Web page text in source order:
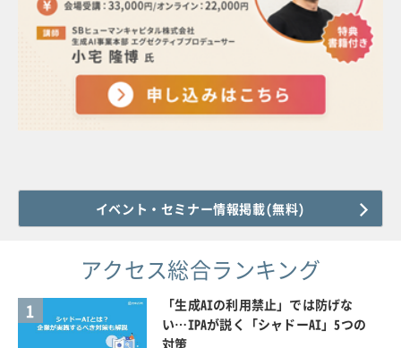
イベント・セミナー情報掲載(無料)
アクセス総合ランキング
1
「生成AIの利用禁止」では防げな
い…IPAが説く「シャドーAI」5つの
対策